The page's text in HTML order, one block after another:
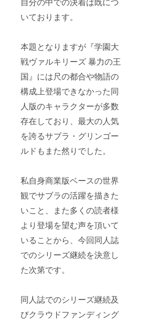
いております。
本題となりますが『学園大
戦ヴァルキリーズ 暴力の王
国』には尺の都合や物語の
構成上登場できなかった同
人版のキャラクターが多数
存在しており、最大の人気
を誇るサブラ・グリンゴー
ルドもまた然りでした。
私自身商業版ベースの世界
観でサブラの活躍を描きた
いこと、また多くの読者様
より登場を望む声を頂いて
いることから、今回同人誌
でのシリーズ継続を決意し
た次第です。
同人誌でのシリーズ継続及
びクラウドファンディング